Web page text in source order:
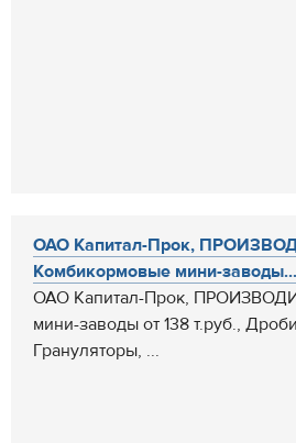
ОАО Капитал-Прок,
Комбикормовые мини-заводы...
ОАО Капитал-Прок,
мини-заводы от 138 т.руб.,
Грануляторы, ...